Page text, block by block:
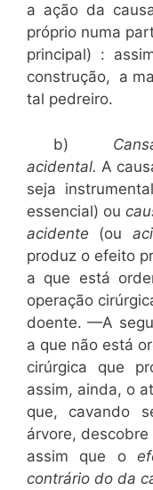
a ação da
próprio numa
principal) :
construção, a
tal pedreiro.
b)
acidental. A
seja
essencial) ou
acidente (ou
produz o efeito
a que está
operação
doente. —A
a que não está
cirúrgica que
assim, ainda, o
que, cavando
árvore, descobre
assim que o
contrário do da